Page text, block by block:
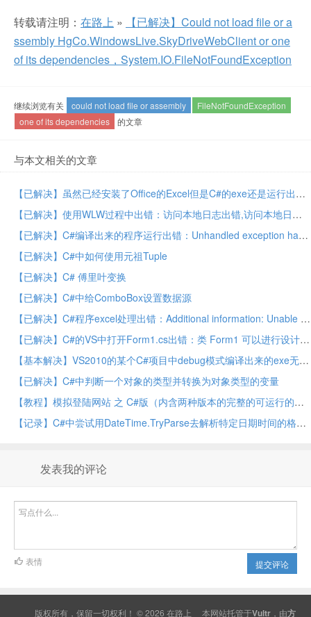
转载请注明： 在路上 »
【已解决】Could not load file or a
ssembly HgCo.WindowsLive.SkyDriveWebClient or one
of its dependencies，System.IO.FileNotFoundException
继续浏览有关 could not load file or assembly
FileNotFoundException
one of its dependencies
的文章
与本文相关的文章
【已解决】虽然已经安装了Office的Excel但是C#的exe还是运行出错：Could not load file or assembly ‘Microsoft.Office.Interop.Excel, Version=14.0.0.0
【已解决】使用WLW过程中出错：访问本地日志出错,访问本地日志时发生意外的磁盘访问错误,FileNotFoundException
【已解决】C#编译出来的程序运行出错：Unhandled exception has occurred in your application。System.IO.FileNotFoundException: Could not load file or assembly xxx or one of its dependencies. The system cannot find the file specified.
【已解决】C#中如何使用元祖Tuple
【已解决】C# 傅里叶变换
【已解决】C#中给ComboBox设置数据源
【已解决】C#程序excel处理出错：Additional information: Unable to cast COM object of type ‘Microsoft.Office.Interop.Excel.ApplicationClass’ to interface type ‘Microsoft.Office.Interop.Excel._Application’
【已解决】C#的VS中打开Form1.cs出错：类 Form1 可以进行设计，但不是文件中的第一个类。
【基本解决】VS2010的某个C#项目中debug模式编译出来的exe无法运行但release模式编译出来的exe可以正常运行
【已解决】C#中判断一个对象的类型并转换为对象类型的变量
【教程】模拟登陆网站 之 C#版（内含两种版本的完整的可运行的代码）
【记录】C#中尝试用DateTime.TryParse去解析特定日期时间的格式："Wed, 11-Sep-43 05:54:19 GMT"
发表我的评论
提交评论
表情
版权所有，保留一切权利！ © 2026 在路上 本网站托管于Vultr ，由方